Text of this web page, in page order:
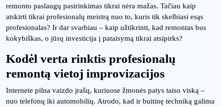
remonto paslaugų pasirinkimas tikrai nėra mažas. Tačiau kaip
atskirti tikrai profesionalų meistrą nuo to, kuris tik skelbiasi esąs
profesionalas? Ir dar svarbiau – kaip užtikrinti, kad remontas bus
kokybiškas, o jūsų investicija į pataisymą tikrai atsipirks?
Kodėl verta rinktis profesionalų
remontą vietoj improvizacijos
Internete pilna vaizdo įrašų, kuriuose žmonės patys taiso viską –
nuo telefonų iki automobilių. Atrodo, kad ir buitinę techniką galima